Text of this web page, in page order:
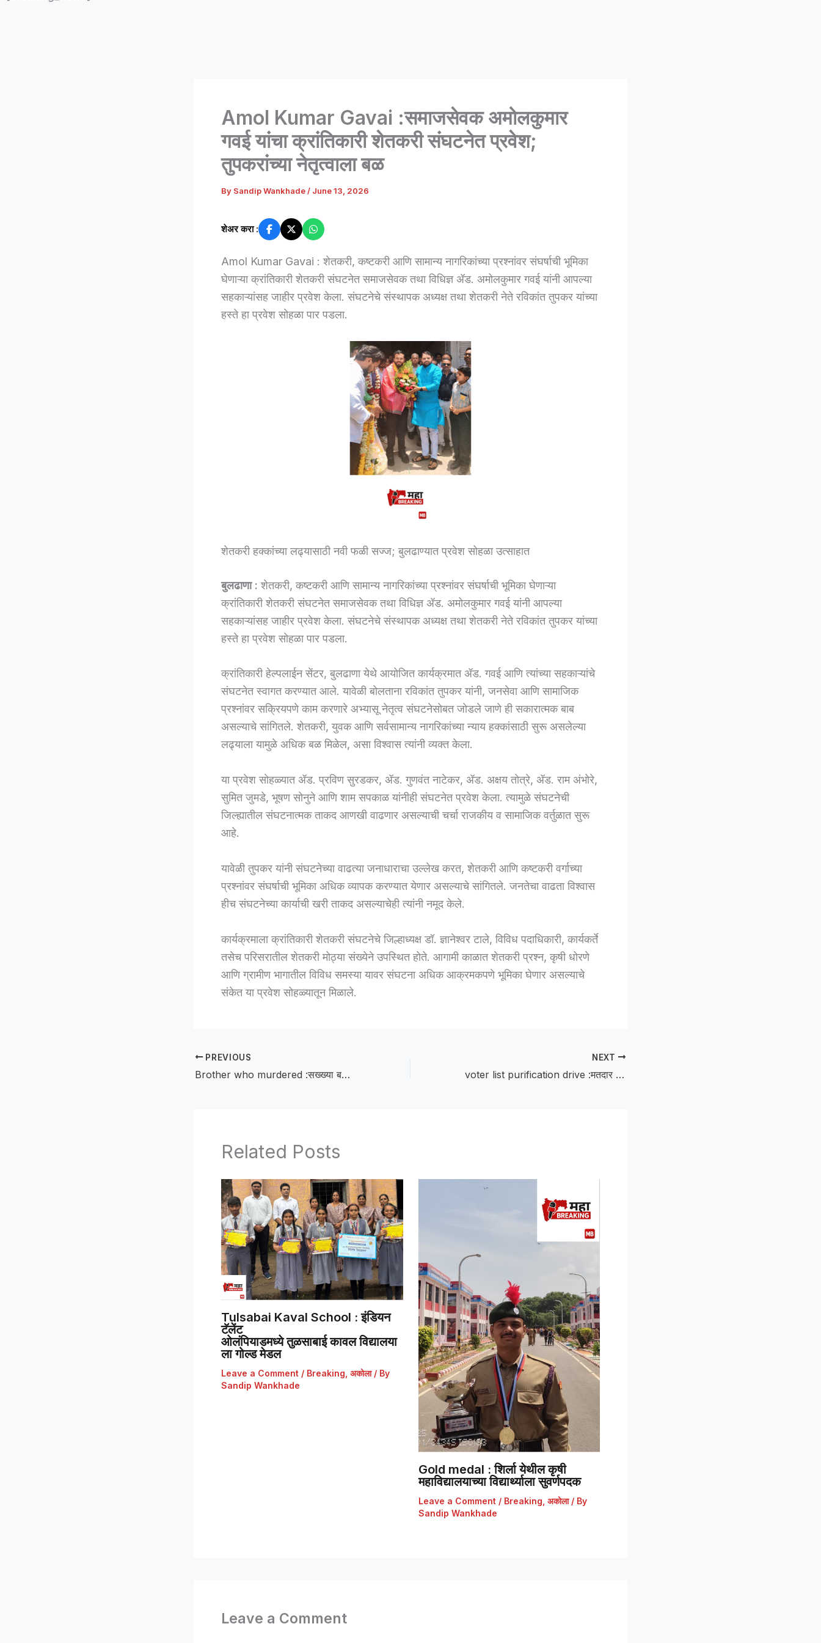
Amol Kumar Gavai :समाजसेवक अमोलकुमार
गवई यांचा क्रांतिकारी शेतकरी संघटनेत प्रवेश;
तुपकरांच्या नेतृत्वाला बळ
By Sandip Wankhade / June 13, 2026
शेअर करा :
Amol Kumar Gavai : शेतकरी, कष्टकरी आणि सामान्य नागरिकांच्या प्रश्नांवर संघर्षाची भूमिका
घेणाऱ्या क्रांतिकारी शेतकरी संघटनेत समाजसेवक तथा विधिज्ञ ॲड. अमोलकुमार गवई यांनी आपल्या
सहकाऱ्यांसह जाहीर प्रवेश केला. संघटनेचे संस्थापक अध्यक्ष तथा शेतकरी नेते रविकांत तुपकर यांच्या
हस्ते हा प्रवेश सोहळा पार पडला.
शेतकरी हक्कांच्या लढ्यासाठी नवी फळी सज्ज; बुलढाण्यात प्रवेश सोहळा उत्साहात
बुलढाणा : शेतकरी, कष्टकरी आणि सामान्य नागरिकांच्या प्रश्नांवर संघर्षाची भूमिका घेणाऱ्या
क्रांतिकारी शेतकरी संघटनेत समाजसेवक तथा विधिज्ञ ॲड. अमोलकुमार गवई यांनी आपल्या
सहकाऱ्यांसह जाहीर प्रवेश केला. संघटनेचे संस्थापक अध्यक्ष तथा शेतकरी नेते रविकांत तुपकर यांच्या
हस्ते हा प्रवेश सोहळा पार पडला.
क्रांतिकारी हेल्पलाईन सेंटर, बुलढाणा येथे आयोजित कार्यक्रमात ॲड. गवई आणि त्यांच्या सहकाऱ्यांचे
संघटनेत स्वागत करण्यात आले. यावेळी बोलताना रविकांत तुपकर यांनी, जनसेवा आणि सामाजिक
प्रश्नांवर सक्रियपणे काम करणारे अभ्यासू नेतृत्व संघटनेसोबत जोडले जाणे ही सकारात्मक बाब
असल्याचे सांगितले. शेतकरी, युवक आणि सर्वसामान्य नागरिकांच्या न्याय हक्कांसाठी सुरू असलेल्या
लढ्याला यामुळे अधिक बळ मिळेल, असा विश्वास त्यांनी व्यक्त केला.
या प्रवेश सोहळ्यात ॲड. प्रविण सुरडकर, ॲड. गुणवंत नाटेकर, ॲड. अक्षय तोत्रे, ॲड. राम अंभोरे,
सुमित जुमडे, भूषण सोनुने आणि शाम सपकाळ यांनीही संघटनेत प्रवेश केला. त्यामुळे संघटनेची
जिल्ह्यातील संघटनात्मक ताकद आणखी वाढणार असल्याची चर्चा राजकीय व सामाजिक वर्तुळात सुरू
आहे.
यावेळी तुपकर यांनी संघटनेच्या वाढत्या जनाधाराचा उल्लेख करत, शेतकरी आणि कष्टकरी वर्गाच्या
प्रश्नांवर संघर्षाची भूमिका अधिक व्यापक करण्यात येणार असल्याचे सांगितले. जनतेचा वाढता विश्वास
हीच संघटनेच्या कार्याची खरी ताकद असल्याचेही त्यांनी नमूद केले.
कार्यक्रमाला क्रांतिकारी शेतकरी संघटनेचे जिल्हाध्यक्ष डॉ. ज्ञानेश्वर टाले, विविध पदाधिकारी, कार्यकर्ते
तसेच परिसरातील शेतकरी मोठ्या संख्येने उपस्थित होते. आगामी काळात शेतकरी प्रश्न, कृषी धोरणे
आणि ग्रामीण भागातील विविध समस्या यावर संघटना अधिक आक्रमकपणे भूमिका घेणार असल्याचे
संकेत या प्रवेश सोहळ्यातून मिळाले.
PREVIOUS
Brother who murdered :सख्ख्या बहिणीची हत्या करणाऱ्या भावाला जन्मठेप ; बुलढाणा न्यायालयाचा महत्त्वपूर्ण निकाल
NEXT
voter list purification drive :मतदार यादी शुद्धीकरणाची मोठी मोहीम; बुलढाण्यात २०.९४ लाख मतदारांची घरपोच पडताळणी
Related Posts
Tulsabai Kaval School : इंडियन
टॅलेंट
ओलंपियाडमध्ये तुळसाबाई कावल विद्यालया
ला गोल्ड मेडल
Leave a Comment / Breaking, अकोला/ By
Sandip Wankhade
Gold medal : शिर्ला येथील कृषी
महाविद्यालयाच्या विद्यार्थ्याला सुवर्णपदक
Leave a Comment / Breaking अकोला/ By
Sandip Wankhade
Leave a Comment